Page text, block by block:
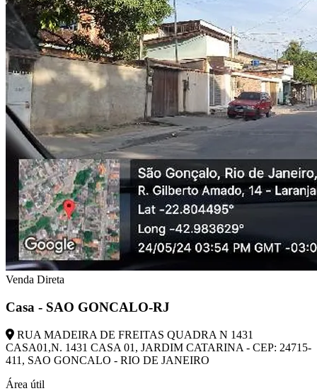
Venda Direta
Casa - SAO GONCALO-RJ
RUA MADEIRA DE FREITAS QUADRA N 1431
CASA01,N. 1431 CASA 01, JARDIM CATARINA - CEP: 24715-
411, SAO GONCALO - RIO DE JANEIRO
Área útil